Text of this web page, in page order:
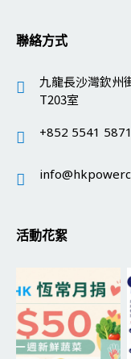
聯絡方式
九龍長沙灣欽州
T203室
+852 5541 5871
活動花絮